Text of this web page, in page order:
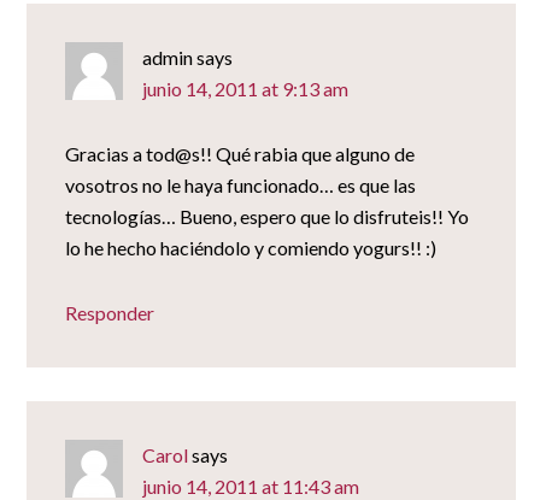
adminsays
junio 14, 2011 at 9:13 am
Gracias a tod@s!! Qué rabia que alguno de
vosotros no le haya funcionado… es que las
tecnologías… Bueno, espero que lo disfruteis!! Yo
lo he hecho haciéndolo y comiendo yogurs!! :)
Responder
Carolsays
junio 14, 2011 at 11:43 am